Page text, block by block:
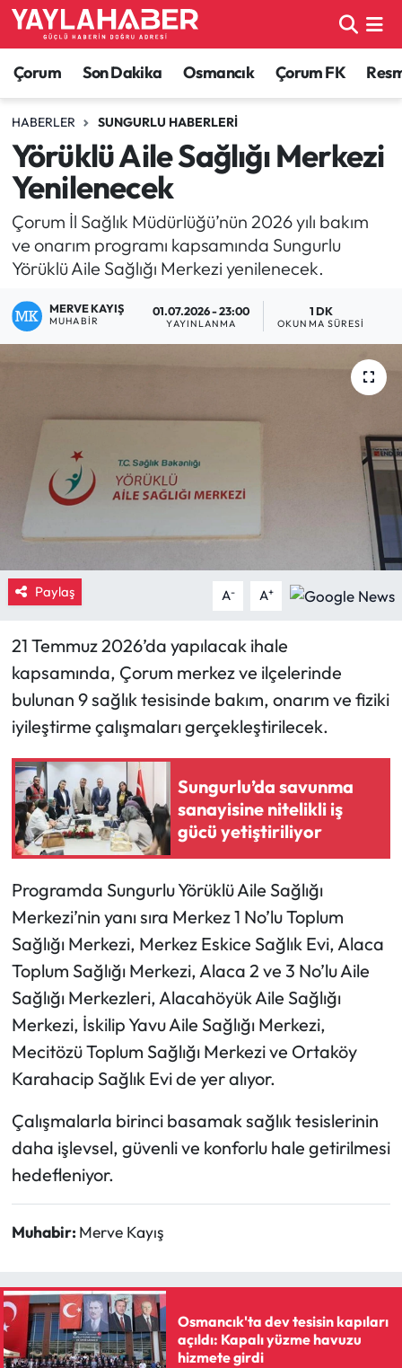
Çorum Son Dakika Osmancık Çorum FK
HABERLER SUNGURLU HABERLERI
Yörüklü Aile Sağlığı Merkezi
Yenilenecek
Çorum İl Sağlık Müdürlüğü’nün 2026 yılı bakım
ve onarım programı kapsamında Sungurlu
Yörüklü Aile Sağlığı Merkezi yenilenecek.
MERVE KAYIŞ
MUHABIR
01.07.2026 - 23:00
YAYINLANMA
1 DK
OKUNMA SÜRESI
Paylaş A- A+
21 Temmuz 2026’da yapılacak ihale
kapsamında, Çorum merkez ve ilçelerinde
bulunan 9 sağlık tesisinde bakım, onarım ve fiziki
iyileştirme çalışmaları gerçekleştirilecek.
Sungurlu’da savunma
sanayisine nitelikli iş
gücü yetiştiriliyor
Programda Sungurlu Yörüklü Aile Sağlığı
Merkezi’nin yanı sıra Merkez 1 No’lu Toplum
Sağlığı Merkezi, Merkez Eskice Sağlık Evi, Alaca
Toplum Sağlığı Merkezi, Alaca 2 ve 3 No’lu Aile
Sağlığı Merkezleri, Alacahöyük Aile Sağlığı
Merkezi, İskilip Yavu Aile Sağlığı Merkezi,
Mecitözü Toplum Sağlığı Merkezi ve Ortaköy
Karahacip Sağlık Evi de yer alıyor.
Çalışmalarla birinci basamak sağlık tesislerinin
daha işlevsel, güvenli ve konforlu hale getirilmesi
hedefleniyor.
Muhabir: Merve Kayış
Osmancık'ta dev tesisin kapıları
açıldı: Kapalı yüzme havuzu
hizmete girdi
Alaca Haberleri
Bayat Haberleri
Bilgi - Keşfet Haberleri
Bilim ve Teknoloji
Boğazkale Haberleri
Çorum Son Dakika Haberleri
Ekonomi
İskilip Haberleri
Kimdir?
Kültür Sanat
Laçin Haberleri
Magazin
Mecitözü Haberleri
Oğuzlar Haberleri
Ortaköy Haberleri
Osmancık Haberleri
Otomotiv
Resmi İlan
Resmi Reklam
Sağlık
Sungurlu Haberleri
Turizm
Çorum Nöbetçi Eczaneler
Çorum Hava Durumu
Çorum Namaz Vakitleri
Çorum Trafik Yoğunluk Haritası
TFF 1.Lig Puan Durumu ve Fikstür
Son Dakika Haberleri